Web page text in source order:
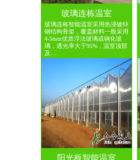
玻璃连栋温室
玻璃连栋智能温室采用热浸镀锌
钢结构骨架，覆盖材料一般采用
4-5mm优质浮法玻璃或钢化玻
璃，透光率大于95%，温室顶部
及…
阳光板智能温室